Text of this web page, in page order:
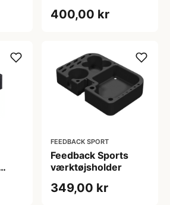
400,00 kr
FEEDBACK SPORT
Feedback Sports
værktøjsholder
349,00 kr